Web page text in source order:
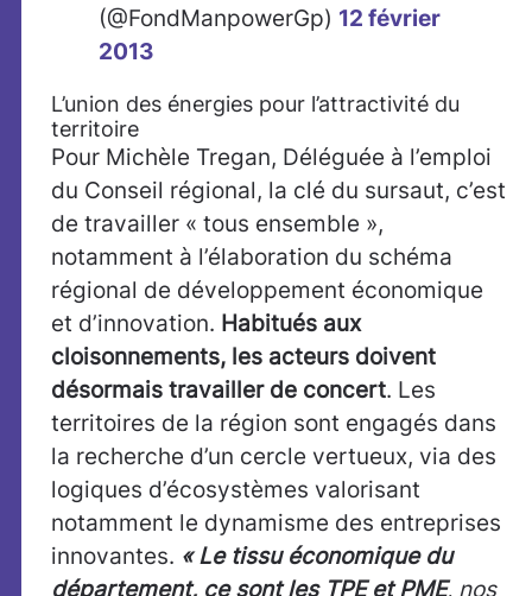
(@FondManpowerGp) 12 février
2013
L’union des énergies pour l’attractivité du
territoire
Pour Michèle Tregan, Déléguée à l’emploi
du Conseil régional, la clé du sursaut, c’est
de travailler « tous ensemble »,
notamment à l’élaboration du schéma
régional de développement économique
et d’innovation. Habitués aux
cloisonnements, les acteurs doivent
désormais travailler de concert. Les
territoires de la région sont engagés dans
la recherche d’un cercle vertueux, via des
logiques d’écosystèmes valorisant
notamment le dynamisme des entreprises
innovantes. « Le tissu économique du
département, ce sont les TPE et PME, nos